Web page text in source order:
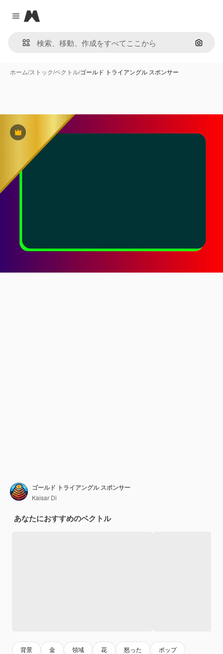
Close menu
Magnific
画像で
ホーム/ストック/ベクトル/ゴールド トライアングル スポンサー
Premium
ゴールド トライアングル スポンサー
Kaisar Di
あなたにおすすめのベクトル
背景 金 領域 花 怒った ポップ